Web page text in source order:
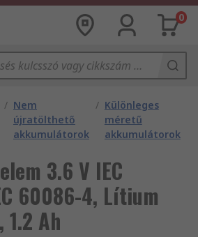
0
/ Nem
újratölthető
akkumulátorok
/ Különleges
méretű
akkumulátorok
3.6 V IEC
60086-4, Lítium
Ah